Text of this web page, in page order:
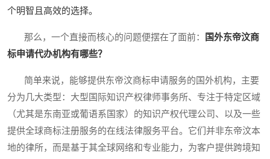
个明智且高效的选择。
那么，一个直接而核心的问题便摆在了面前：
国外东帝汶商
标申请代办机构有哪些？
简单来说，能够提供东帝汶商标申请服务的国外机构，主要
分为几大类型：大型国际知识产权律师事务所、专注于特定区域
（尤其是东南亚或葡语系国家）的知识产权代理公司、以及一些
提供全球商标注册服务的在线法律服务平台。它们并非东帝汶本
地的律所，而是基于其全球网络和专业能力，为客户提供跨境知